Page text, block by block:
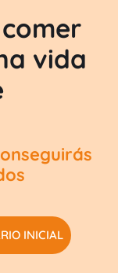
vida
INICIAL